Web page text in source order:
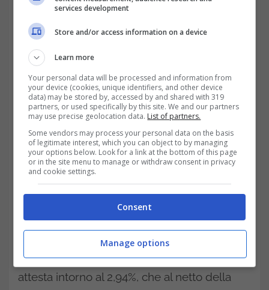
Cedola elevata e tassazione agevolata, ma il rendimento
effettivo si ridimensiona-trading.it
Ilrendimento effettivo lordo, infatti, si
attesta intorno al 2,94%, che al netto della
services development
Store and/or access information on a device
Learn more
Your personal data will be processed and information from
your device (cookies, unique identifiers, and other device
data) may be stored by, accessed by and shared with 319
partners, or used specifically by this site. We and our partners
may use precise geolocation data. List of partners.
Some vendors may process your personal data on the basis
of legitimate interest, which you can object to by managing
your options below. Look for a link at the bottom of this page
or in the site menu to manage or withdraw consent in privacy
and cookie settings.
Consent
Manage options